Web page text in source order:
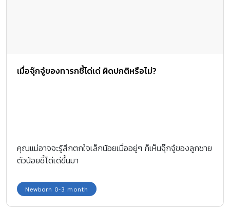
เมื่อจุ๊กจู๋ของทารกชี้โด่เด่ ผิดปกติหรือไม่?
คุณแม่อาจจะรู้สึกตกใจเล็กน้อยเมื่ออยู่ๆ ก็เห็นจุ๊กจู๋ของลูกชาย
ตัวน้อยชี้โด่เด่ขึ้นมา
Newborn 0-3 month